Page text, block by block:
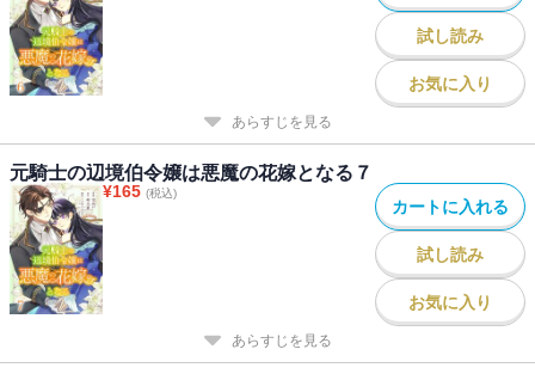
試し読み
お気に入り
あらすじを見る
元騎士の辺境伯令嬢は悪魔の花嫁となる７
¥165 (税込)
カートに入れる
試し読み
お気に入り
あらすじを見る